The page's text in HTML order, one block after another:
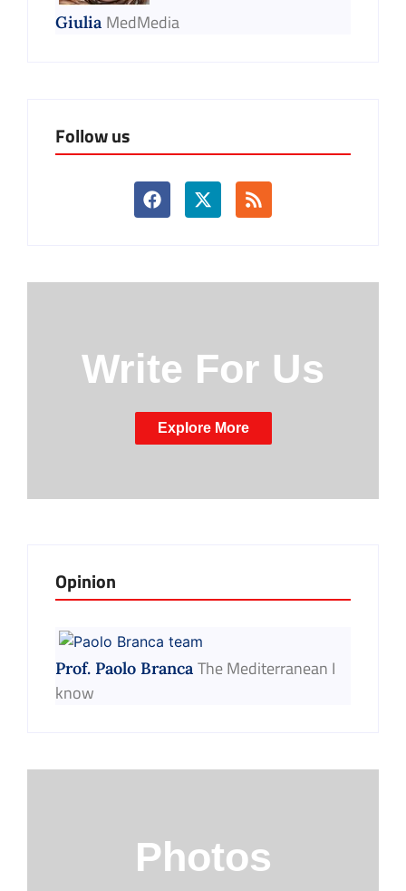
Giulia MedMedia
Follow us
Write For Us
Explore More
Opinion
Prof. Paolo Branca The Mediterranean I
know
Photos